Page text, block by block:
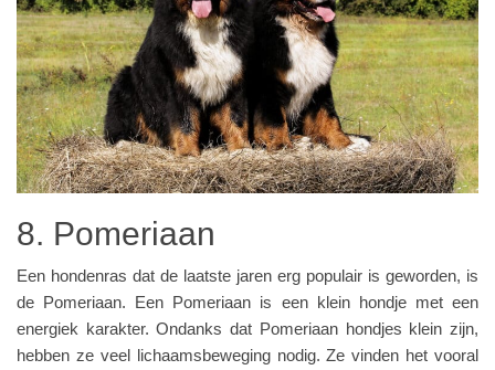
8. Pomeriaan
Een hondenras dat de laatste jaren erg populair is geworden, is
de Pomeriaan. Een Pomeriaan is een klein hondje met een
energiek karakter. Ondanks dat Pomeriaan hondjes klein zijn,
hebben ze veel lichaamsbeweging nodig. Ze vinden het vooral